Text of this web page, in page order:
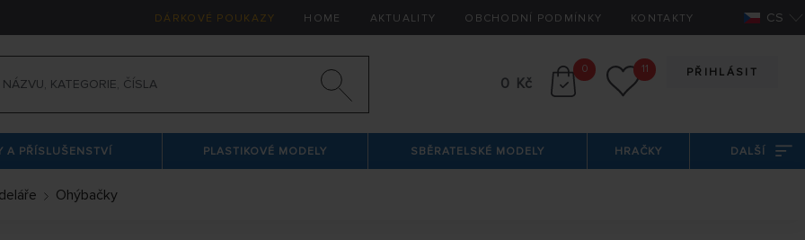
DÁRKOVÉ POUKAZY HOME AKTUALITY OBCHODNÍ PODMÍNKY KONTAKTY CS
PŘIHLÁSIT
0 Kč
0 11
A PŘÍSLUŠENSTVÍ PLASTIKOVÉ MODELY SBĚRATELSKÉ MODELY HRAČKY DALŠÍ
Ohýbačky